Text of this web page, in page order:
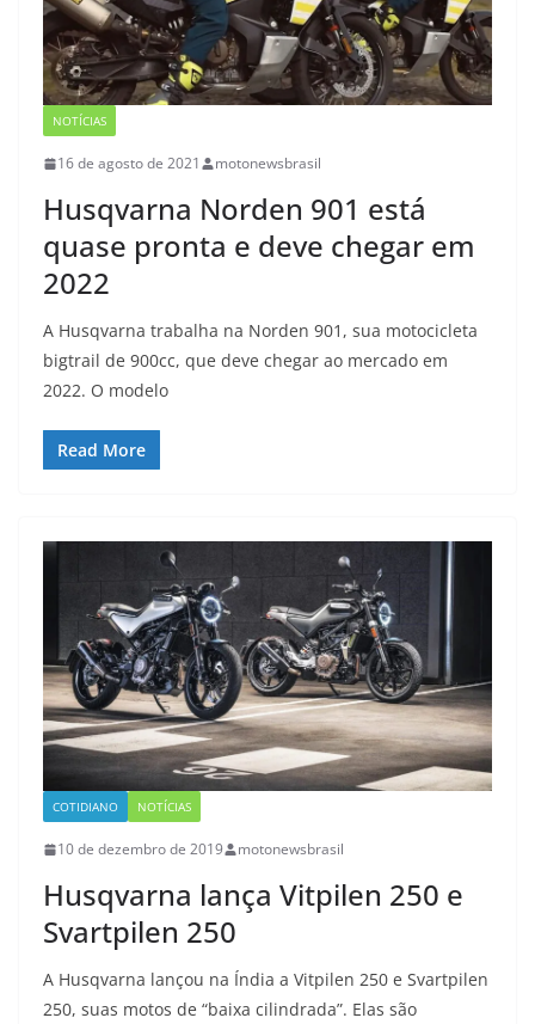
NOTÍCIAS
16 de agosto de 2021 motonewsbrasil
Husqvarna Norden 901 está
quase pronta e deve chegar em
2022
A Husqvarna trabalha na Norden 901, sua motocicleta
bigtrail de 900cc, que deve chegar ao mercado em
2022. O modelo
Read More
COTIDIANO NOTÍCIAS
10 de dezembro de 2019 motonewsbrasil
Husqvarna lança Vitpilen 250 e
Svartpilen 250
A Husqvarna lançou na Índia a Vitpilen 250 e Svartpilen
250, suas motos de “baixa cilindrada”. Elas são